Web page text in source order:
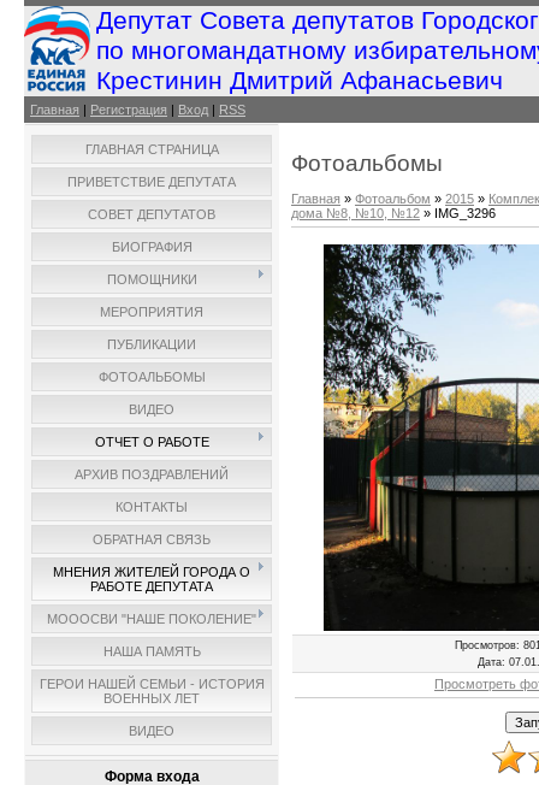
Депутат Совета депутатов
по многомандатному
Крестинин Дмитрий Афанасьевич
Главная | Регистрация | Вход | RSS
ГЛАВНАЯ СТРАНИЦА
ПРИВЕТСТВИЕ ДЕПУТАТА
СОВЕТ ДЕПУТАТОВ
БИОГРАФИЯ
ПОМОЩНИКИ
МЕРОПРИЯТИЯ
ПУБЛИКАЦИИ
ФОТОАЛЬБОМЫ
ВИДЕО
ОТЧЕТ О РАБОТЕ
АРХИВ ПОЗДРАВЛЕНИЙ
КОНТАКТЫ
ОБРАТНАЯ СВЯЗЬ
МНЕНИЯ ЖИТЕЛЕЙ ГОРОДА О
РАБОТЕ ДЕПУТАТА
МОООСВИ "НАШЕ ПОКОЛЕНИЕ"
НАША ПАМЯТЬ
ГЕРОИ НАШЕЙ СЕМЬИ - ИСТОРИЯ
ВОЕННЫХ ЛЕТ
ВИДЕО
Форма входа
Фотоальбомы
Главная » Фотоальбом » 2015 »
дома №8, №10, №12 » IMG_3296
Просмотров:
Дата:
Просмотреть